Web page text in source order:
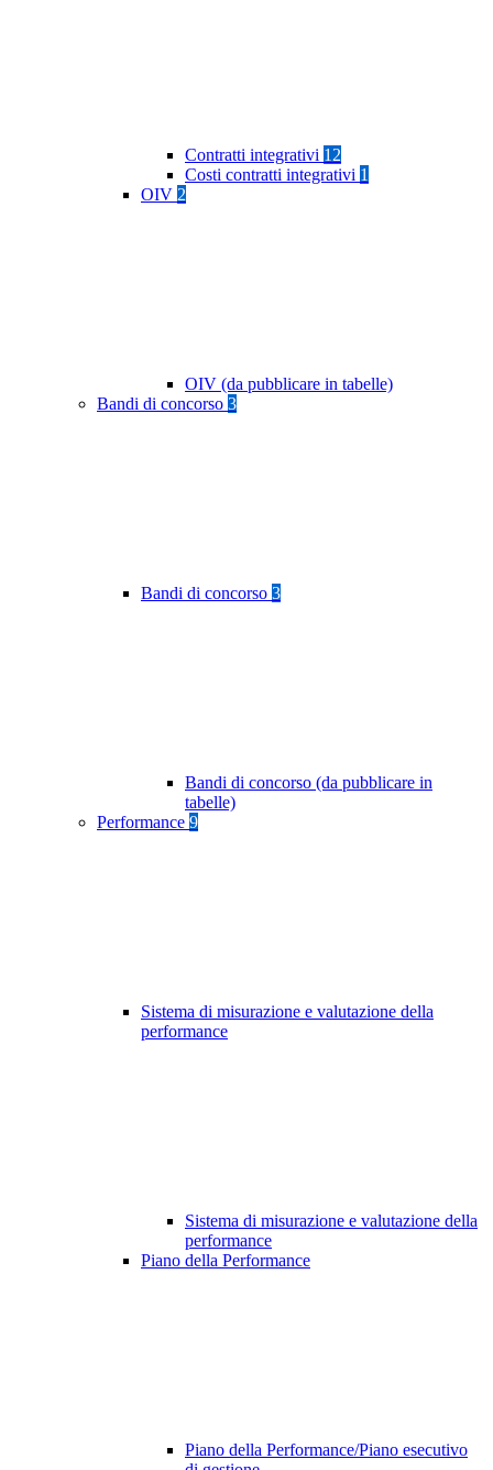
Contratti integrativi 12
Costi contratti integrativi 1
OIV 2
OIV (da pubblicare in tabelle)
Bandi di concorso 3
Bandi di concorso 3
Bandi di concorso (da pubblicare in
tabelle)
Performance 9
Sistema di misurazione e valutazione della
performance
Sistema di misurazione e valutazione della
performance
Piano della Performance
Piano della Performance/Piano esecutivo